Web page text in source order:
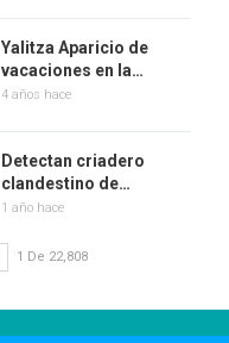
Yalitza Aparicio de
vacaciones en la…
4 años hace
Detectan criadero
clandestino de…
1 año hace
1 De 22,808